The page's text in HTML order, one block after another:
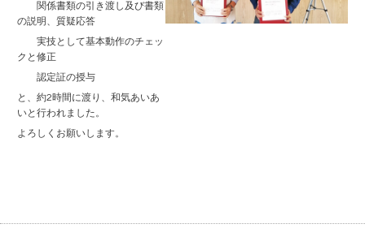
関係書類の引き渡し及び書類
の説明、質疑応答
実技として基本動作のチェッ
クと修正
認定証の授与
と、約2時間に渡り、和気あいあ
いと行われました。
よろしくお願いします。